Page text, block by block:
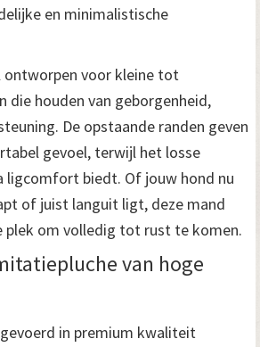
en minimalistische
ontworpen voor kleine tot
die houden van geborgenheid,
De opstaande randen geven
gevoel, terwijl het losse
ligcomfort biedt. Of jouw hond nu
of juist languit ligt, deze mand
plek om volledig tot rust te komen.
van hoge
in premium kwaliteit